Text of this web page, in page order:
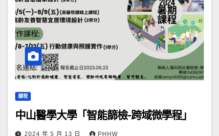
課程
中山醫學大學「智能篩檢-跨域微學程」
2024 年 5 月 13 日 PHHW